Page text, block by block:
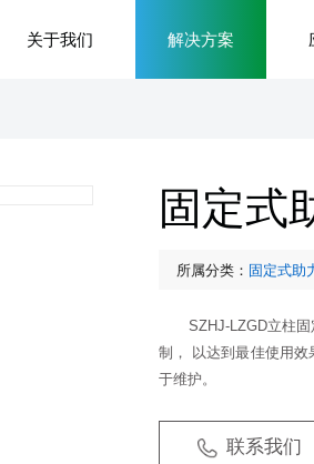
关于我们 解决方案
固定式
所属分类： 固定式助
SZHJ-LZGD立柱
制， 以达到最佳使用
于维护。
联系我们